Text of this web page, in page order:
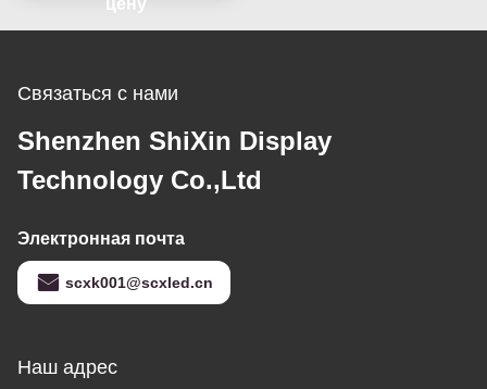
цену
Связаться с нами
Shenzhen ShiXin Display
Technology Co.,Ltd
Электронная почта
scxk001@scxled.cn
Наш адрес